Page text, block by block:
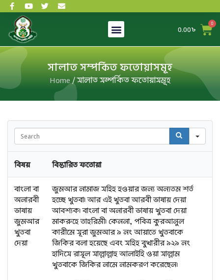
0.00৳
সালাত সম্পর্কিত ফতোয়াসমূহ
Home / সালাত সম্পর্কিত ফতোয়াসমূহ
e
c
বিষয় বিস্তারিত ফতোয়া
বাংলা বা
অনারবী
ভাষায়
জুমআর
খুতবা
দেয়া
জুমআর নামাজ সহিহ হওয়ার জন্য অন্যতম শর্ত
হচ্ছে খুতবা। আর এই খুতবা আরবী ভাষায় দেয়া
আবশ্যক। বাংলা বা অনারবী ভাষায় খুতবা দেয়া
মাকরুহে তাহরিমী। কেননা, পবিত্র কুরআনুল
কারীমে সূরা জুমআর ৯ নং আয়াতে খুতবাকে
জিকির বলা হয়েছে এবং সহিহ বুখারীর ৯২৯ নং
হাদিসে রাসূল সাল্লাল্লাহু আলাইহি ওয়া সাল্লাম
খুতবাকে জিকির নামে নামকরণ করেছেন।